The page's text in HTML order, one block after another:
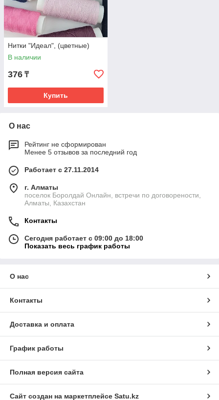
Нитки "Идеал", (цветные)
В наличии
376 ₸
Купить
О нас
Рейтинг не сформирован
Менее 5 отзывов за последний год
Работает с 27.11.2014
г. Алматы
поселок Боролдай Онлайн, встречи по договорености,
Алматы, Казахстан
Контакты
Сегодня работает с 09:00 до 18:00
Показать весь график работы
О нас
Контакты
Доставка и оплата
График работы
Полная версия сайта
Сайт создан на маркетплейсе Satu.kz